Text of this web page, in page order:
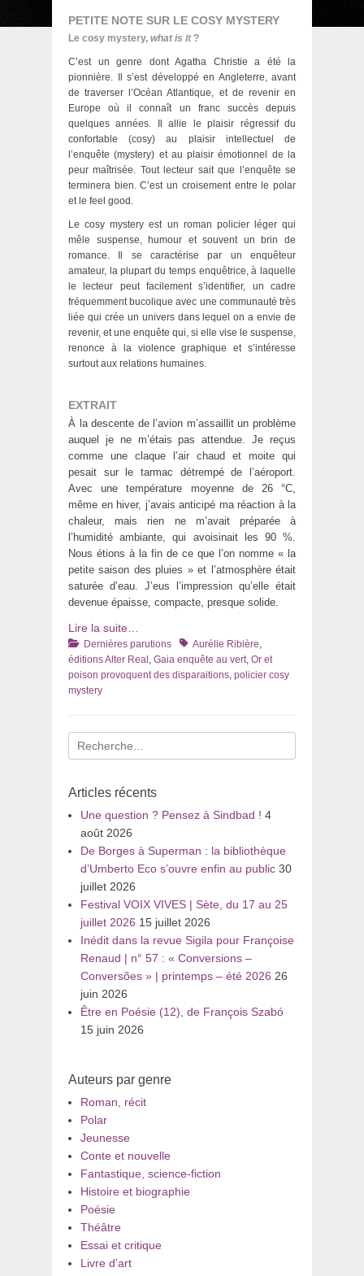
PETITE NOTE SUR LE COSY MYSTERY
Le cosy mystery, what is it?
C’est un genre dont Agatha Christie a été la
pionnière. Il s’est développé en Angleterre, avant
de traverser l’Océan Atlantique, et de revenir en
Europe où il connaît un franc succès depuis
quelques années. Il allie le plaisir régressif du
confortable (cosy) au plaisir intellectuel de
l’enquête (mystery) et au plaisir émotionnel de la
peur maîtrisée. Tout lecteur sait que l’enquête se
terminera bien. C’est un croisement entre le polar
et le feel good.
Le cosy mystery est un roman policier léger qui
mêle suspense, humour et souvent un brin de
romance. Il se caractérise par un enquêteur
amateur, la plupart du temps enquêtrice, à laquelle
le lecteur peut facilement s’identifier, un cadre
fréquemment bucolique avec une communauté très
liée qui crée un univers dans lequel on a envie de
revenir, et une enquête qui, si elle vise le suspense,
renonce à la violence graphique et s’intéresse
surtout aux relations humaines.
EXTRAIT
À la descente de l’avion m’assaillit un problème
auquel je ne m’étais pas attendue. Je reçus
comme une claque l’air chaud et moite qui
pesait sur le tarmac détrempé de l’aéroport.
Avec une température moyenne de 26 °C,
même en hiver, j’avais anticipé ma réaction à la
chaleur, mais rien ne m’avait préparée à
l’humidité ambiante, qui avoisinait les 90 %.
Nous étions à la fin de ce que l’on nomme « la
petite saison des pluies » et l’atmosphère était
saturée d’eau. J’eus l’impression qu’elle était
devenue épaisse, compacte, presque solide.
Lire la suite…
Catégories
Dernières parutions TagsAurélie Ribière
éditions Alter Real Gaia enquête au vert Or et
poison provoquent des disparaitions policier cosy
mystery
Recherche
pour
Articles récents
Une question ? Pensez à Sindbad ! 4
août 2026
De Borges à Superman : la bibliothèque
d’Umberto Eco s’ouvre enfin au public 30
juillet 2026
Festival VOIX VIVES | Sète, du 17 au 25
juillet 2026 15 juillet 2026
Inédit dans la revue Sigila pour Françoise
Renaud | n° 57 : « Conversions –
Conversões » | printemps – été 2026 26
juin 2026
Être en Poésie (12), de François Szabó
15 juin 2026
Auteurs par genre
Roman, récit
Polar
Jeunesse
Conte et nouvelle
Fantastique, science-fiction
Histoire et biographie
Poésie
Théâtre
Essai et critique
Livre d’art